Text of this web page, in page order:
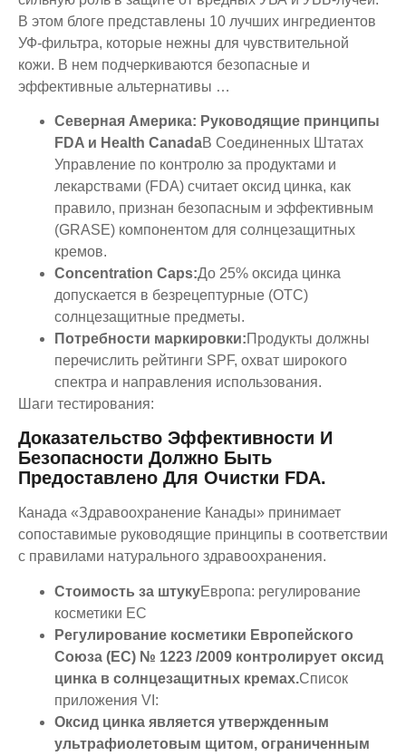
В этом блоге представлены 10 лучших ингредиентов
УФ-фильтра, которые нежны для чувствительной
кожи. В нем подчеркиваются безопасные и
эффективные альтернативы …
Северная Америка: Руководящие принципы
FDA и Health CanadaВ Соединенных Штатах
Управление по контролю за продуктами и
лекарствами (FDA) считает оксид цинка, как
правило, признан безопасным и эффективным
(GRASE) компонентом для солнцезащитных
кремов.
Concentration Caps:До 25% оксида цинка
допускается в безрецептурные (OTC)
солнцезащитные предметы.
Потребности маркировки:Продукты должны
перечислить рейтинги SPF, охват широкого
спектра и направления использования.
Шаги тестирования:
Доказательство Эффективности И
Безопасности Должно Быть
Предоставлено Для Очистки FDA.
Канада «Здравоохранение Канады» принимает
сопоставимые руководящие принципы в соответствии
с правилами натурального здравоохранения.
Стоимость за штукуЕвропа: регулирование
косметики ЕС
Регулирование косметики Европейского
Союза (EC) № 1223 /2009 контролирует оксид
цинка в солнцезащитных кремах.Список
приложения VI:
Оксид цинка является утвержденным
ультрафиолетовым щитом, ограниченным